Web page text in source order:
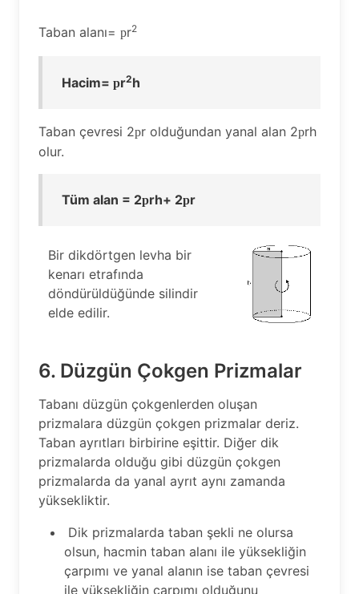
Taban alanı= pr2
Hacim= pr2h
Taban çevresi 2pr olduğundan yanal alan 2prh
olur.
Tüm alan = 2prh+ 2pr
Bir dikdörtgen levha bir
kenarı etrafında
döndürüldüğünde silindir
elde edilir.
6. Düzgün Çokgen Prizmalar
Tabanı düzgün çokgenlerden oluşan
prizmalara düzgün çokgen prizmalar deriz.
Taban ayrıtları birbirine eşittir. Diğer dik
prizmalarda olduğu gibi düzgün çokgen
prizmalarda da yanal ayrıt aynı zamanda
yüksekliktir.
Dik prizmalarda taban şekli ne olursa
olsun, hacmin taban alanı ile yüksekliğin
çarpımı ve yanal alanın ise taban çevresi
ile yüksekliğin çarpımı olduğunu